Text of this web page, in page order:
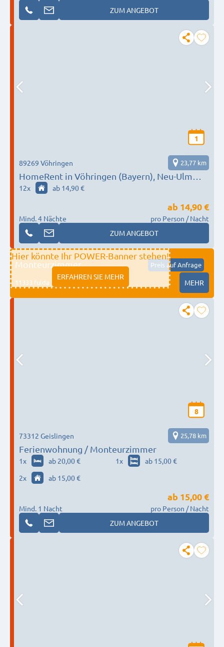
ZUM ANGEBOT
1
HomeRent in Vöhringen (Bayern), Neu-Ulm
und Umgebung HR-55126-voehringen
89269 Vöhringen 23,77 km
12x ab 14,90 €
Mind. 4 Nächte
ab 14,90 €
pro Person / Nacht
ZUM ANGEBOT
Hier könnte Ihr POWER-Banner stehen!
ERFAHREN SIE MEHR
Monteurzimmer Preis auf Anfrage
11333 fulda MEHR
8
Ferienwohnung / Monteurzimmer
73312 Geislingen 25,78 km
1x ab 20,00 € 1x
ab 15,00 €
2x ab 15,00 €
Mind. 1 Nacht
ab 15,00 €
pro Person / Nacht
ZUM ANGEBOT